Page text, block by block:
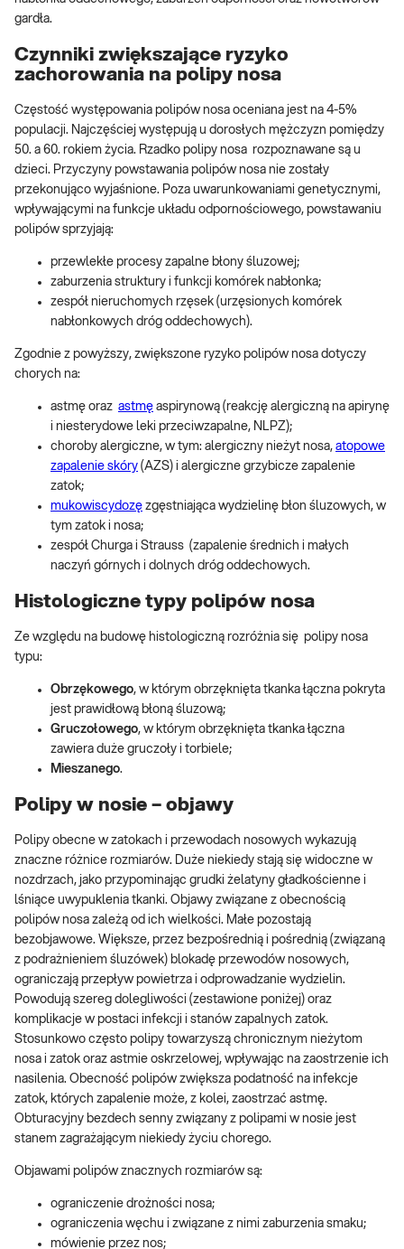
gardła.
Czynniki zwiększające ryzyko
zachorowania na polipy nosa
Częstość występowania polipów nosa oceniana jest na 4-5%
populacji. Najczęściej występują u dorosłych mężczyzn pomiędzy
50. a 60. rokiem życia. Rzadko polipy nosa rozpoznawane są u
dzieci. Przyczyny powstawania polipów nosa nie zostały
przekonująco wyjaśnione. Poza uwarunkowaniami genetycznymi,
wpływającymi na funkcje układu odpornościowego, powstawaniu
polipów sprzyjają:
przewlekłe procesy zapalne błony śluzowej;
zaburzenia struktury i funkcji komórek nabłonka;
zespół nieruchomych rzęsek (urzęsionych komórek
nabłonkowych dróg oddechowych).
Zgodnie z powyższy, zwiększone ryzyko polipów nosa dotyczy
chorych na:
astmę oraz astmę aspirynową (reakcję alergiczną na apirynę
i niesterydowe leki przeciwzapalne, NLPZ);
choroby alergiczne, w tym: alergiczny nieżyt nosa, atopowe
zapalenie skóry (AZS) i alergiczne grzybicze zapalenie
zatok;
mukowiscydozę zgęstniająca wydzielinę błon śluzowych, w
tym zatok i nosa;
zespół Churga i Strauss (zapalenie średnich i małych
naczyń górnych i dolnych dróg oddechowych.
Histologiczne typy polipów nosa
Ze względu na budowę histologiczną rozróżnia się polipy nosa
typu:
Obrzękowego, w którym obrzęknięta tkanka łączna pokryta
jest prawidłową błoną śluzową;
Gruczołowego, w którym obrzęknięta tkanka łączna
zawiera duże gruczoły i torbiele;
Mieszanego.
Polipy w nosie – objawy
Polipy obecne w zatokach i przewodach nosowych wykazują
znaczne różnice rozmiarów. Duże niekiedy stają się widoczne w
nozdrzach, jako przypominając grudki żelatyny gładkościenne i
lśniące uwypuklenia tkanki. Objawy związane z obecnością
polipów nosa zależą od ich wielkości. Małe pozostają
bezobjawowe. Większe, przez bezpośrednią i pośrednią (związaną
z podrażnieniem śluzówek) blokadę przewodów nosowych,
ograniczają przepływ powietrza i odprowadzanie wydzielin.
Powodują szereg dolegliwości (zestawione poniżej) oraz
komplikacje w postaci infekcji i stanów zapalnych zatok.
Stosunkowo często polipy towarzyszą chronicznym nieżytom
nosa i zatok oraz astmie oskrzelowej, wpływając na zaostrzenie ich
nasilenia. Obecność polipów zwiększa podatność na infekcje
zatok, których zapalenie może, z kolei, zaostrzać astmę.
Obturacyjny bezdech senny związany z polipami w nosie jest
stanem zagrażającym niekiedy życiu chorego.
Objawami polipów znacznych rozmiarów są:
ograniczenie drożności nosa;
ograniczenia węchu i związane z nimi zaburzenia smaku;
mówienie przez nos;